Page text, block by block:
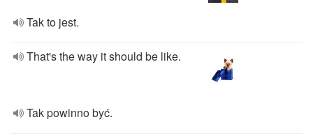
Tak to jest.
That's the way it should be like.
Tak powinno być.